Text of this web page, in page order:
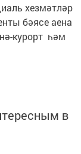
хезмәтләр
бәясе аена
курорт һәм
в